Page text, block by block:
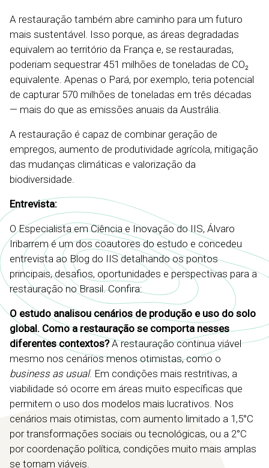
A restauração também abre caminho para um futuro
mais sustentável. Isso porque, as áreas degradadas
equivalem ao território da França e, se restauradas,
poderiam sequestrar 451 milhões de toneladas de CO₂
equivalente. Apenas o Pará, por exemplo, teria potencial
de capturar 570 milhões de toneladas em três décadas
— mais do que as emissões anuais da Austrália.
A restauração é capaz de combinar geração de
empregos, aumento de produtividade agrícola, mitigação
das mudanças climáticas e valorização da
biodiversidade.
Entrevista:
O Especialista em Ciência e Inovação do IIS, Álvaro
Iribarrem é um dos coautores do estudo e concedeu
entrevista ao Blog do IIS detalhando os pontos
principais, desafios, oportunidades e perspectivas para a
restauração no Brasil. Confira:
O estudo analisou cenários de produção e uso do solo
global. Como a restauração se comporta nesses
diferentes contextos?A restauração continua viável
mesmo nos cenários menos otimistas, como o
business as usual. Em condições mais restritivas, a
viabilidade só ocorre em áreas muito específicas que
permitem o uso dos modelos mais lucrativos. Nos
cenários mais otimistas, com aumento limitado a 1,5°C
por transformações sociais ou tecnológicas, ou a 2°C
por coordenação política, condições muito mais amplas
se tornam viáveis.